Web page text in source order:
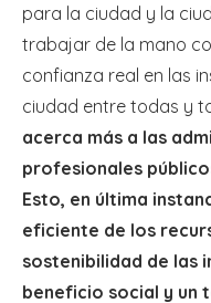
para la ciudad y la
trabajar de la mano
confianza real en las
ciudad entre todas y
acerca más a las
profesionales
Esto, en última
eficiente de los
sostenibilidad de las
beneficio social y un